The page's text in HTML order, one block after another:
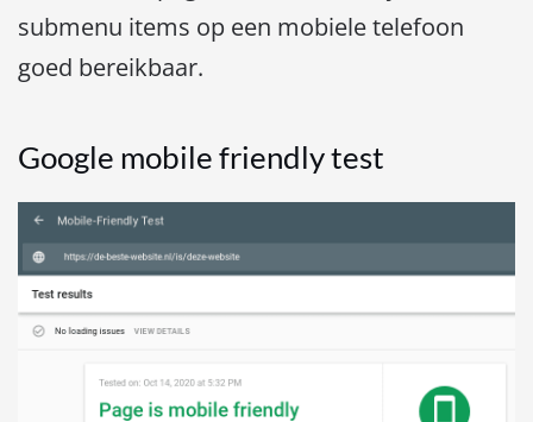
submenu items op een mobiele telefoon
goed bereikbaar.
Google mobile friendly test